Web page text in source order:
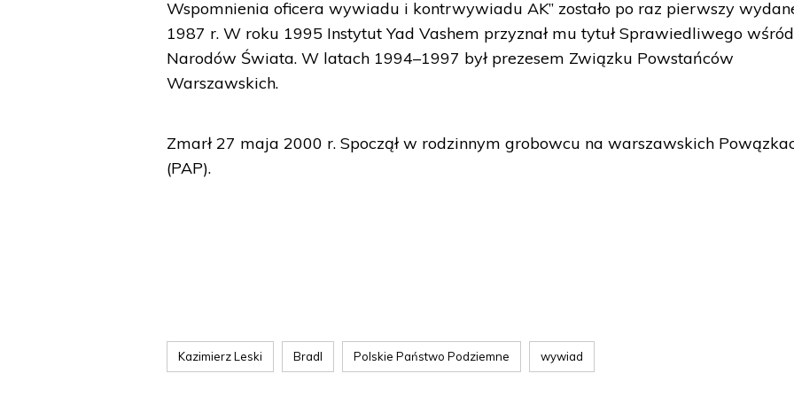
Wspomnienia oficera wywiadu i kontrwywiadu AK” zostało po raz pierwszy
1987 r. W roku 1995 Instytut Yad Vashem przyznał mu tytuł Sprawiedliwego wśród
Narodów Świata. W latach 1994–1997 był prezesem Związku Powstańców
Warszawskich.
Zmarł 27 maja 2000 r. Spoczął w rodzinnym grobowcu na warszawskich
(PAP).
Kazimierz Leski Bradl Polskie Państwo Podziemne wywiad